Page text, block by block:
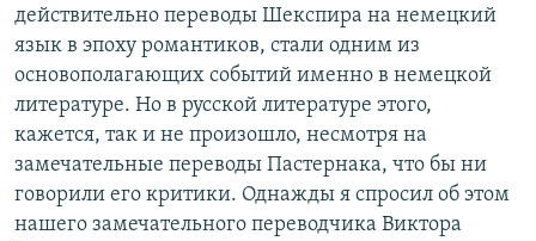
действительно переводы Шекспира на немецкий
язык в эпоху романтиков, стали одним из
основополагающих событий именно в немецкой
литературе. Но в русской литературе этого,
кажется, так и не произошло, несмотря на
замечательные переводы Пастернака, что бы ни
говорили его критики. Однажды я спросил об этом
нашего замечательного переводчика Виктора